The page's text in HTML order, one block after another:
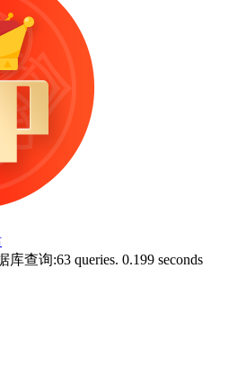
查询:63 queries. 0.199 seconds